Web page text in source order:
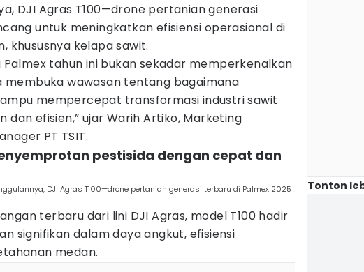
DJI Agras T100—drone pertanian generasi
untuk meningkatkan efisiensi operasional di
khususnya kelapa sawit.
Palmex tahun ini bukan sekadar memperkenalkan
membuka wawasan tentang bagaimana
mempercepat transformasi industri sawit
dan efisien,” ujar Warih Artiko, Marketing
PT TSIT.
pestisida dengan cepat dan
DJI Agras T100—drone pertanian generasi terbaru di Palmex 2025
terbaru dari lini DJI Agras, model T100 hadir
signifikan dalam daya angkut, efisiensi
medan.
Tonton